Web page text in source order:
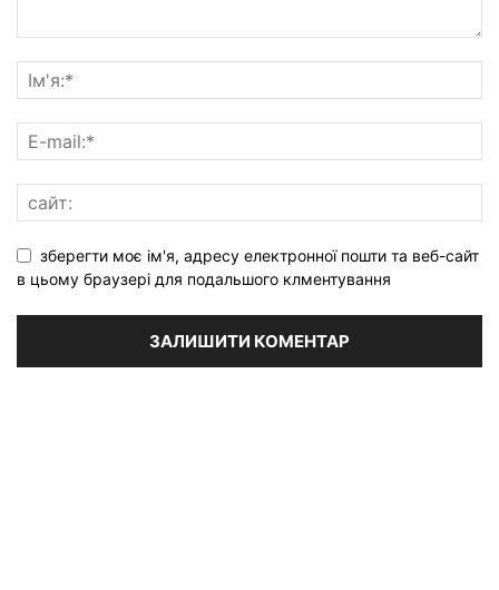
зберегти моє ім'я, адресу електронної пошти та веб-сайт
в цьому браузері для подальшого клментування